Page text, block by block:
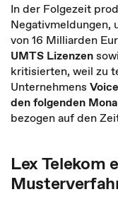
In der Folgezeit
Negativmeldungen,
von 16 Milliarden
UMTS Lizenzen
kritisierten, weil zu
Unternehmens
den folgenden
bezogen auf den
Lex Telekom